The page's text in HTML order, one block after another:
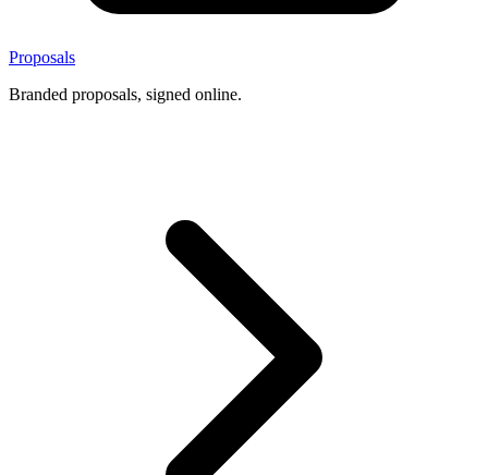
Proposals
Branded proposals, signed online.